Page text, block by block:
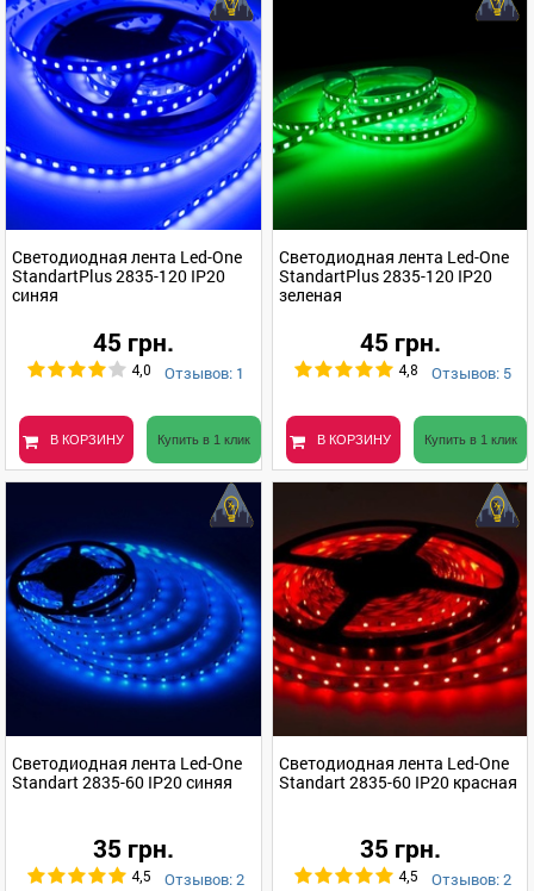
Светодиодная лента Led-One
StandartPlus 2835-120 IP20
синяя
45 грн.
4,0 Отзывов: 1
В КОРЗИНУ Купить в 1 клик
Светодиодная лента Led-One
StandartPlus 2835-120 IP20
зеленая
45 грн.
4,8 Отзывов: 5
В КОРЗИНУ Купить в 1 клик
Светодиодная лента Led-One
Standart 2835-60 IP20 синяя
35 грн.
4,5 Отзывов: 2
Светодиодная лента Led-One
Standart 2835-60 IP20 красная
35 грн.
4,5 Отзывов: 2